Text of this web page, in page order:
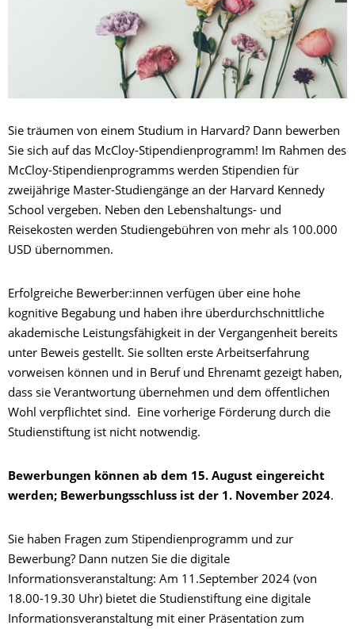
Sie träumen von einem Studium in Harvard? Dann bewerben
Sie sich auf das McCloy-Stipendienprogramm! Im Rahmen des
McCloy-Stipendienprogramms werden Stipendien für
zweijährige Master-Studiengänge an der Harvard Kennedy
School vergeben. Neben den Lebenshaltungs- und
Reisekosten werden Studiengebühren von mehr als 100.000
USD übernommen.
Erfolgreiche Bewerber:innen verfügen über eine hohe
kognitive Begabung und haben ihre überdurchschnittliche
akademische Leistungsfähigkeit in der Vergangenheit bereits
unter Beweis gestellt. Sie sollten erste Arbeitserfahrung
vorweisen können und in Beruf und Ehrenamt gezeigt haben,
dass sie Verantwortung übernehmen und dem öffentlichen
Wohl verpflichtet sind. Eine vorherige Förderung durch die
Studienstiftung ist nicht notwendig.
Bewerbungen können ab dem 15. August eingereicht
werden; Bewerbungsschluss ist der 1. November 2024.
Sie haben Fragen zum Stipendienprogramm und zur
Bewerbung? Dann nutzen Sie die digitale
Informationsveranstaltung: Am 11.September 2024 (von
18.00-19.30 Uhr) bietet die Studienstiftung eine digitale
Informationsveranstaltung mit einer Präsentation zum